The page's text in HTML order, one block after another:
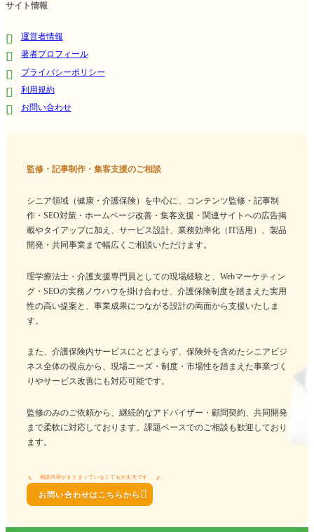
サイト情報
運営者情報
著者プロフィール
プライバシーポリシー
利用規約
お問い合わせ
監修・記事制作・集客支援のご相談
シニア領域（健康・介護保険）を中心に、コンテンツ監修・記事制
作・SEO対策・ホームページ改善・集客支援・関連サイトへの広告掲
載やタイアップに加え、サービス設計、業務効率化（IT活用）、製品
開発・共同事業まで幅広くご相談いただけます。
理学療法士・介護支援専門員としての現場経験と、Webマーケティン
グ・SEOの実務ノウハウを掛け合わせ、介護保険制度を踏まえた実用
性の高い提案と、事業成果につながる設計の両面から支援いたしま
す。
また、介護保険内サービスにとどまらず、保険外を含めたシニアビジ
ネス全体の視点から、現場ニーズ・制度・市場性を踏まえた事業づく
りやサービス改善にも対応可能です。
監修のみのご依頼から、継続的なアドバイザー・顧問契約、共同開発
まで柔軟に対応しております。課題ベースでのご相談も歓迎しており
ます。
相談内容がまとまっていなくても大丈夫です
お問い合わせはこちらから 